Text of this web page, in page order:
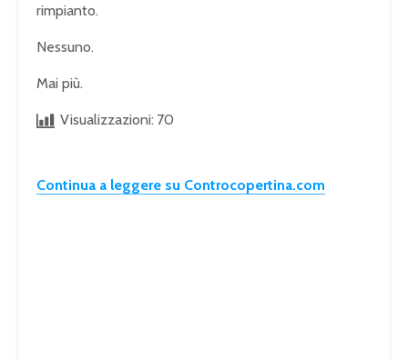
rimpianto.
Nessuno.
Mai più.
Visualizzazioni: 70
Continua a leggere su Controcopertina.com